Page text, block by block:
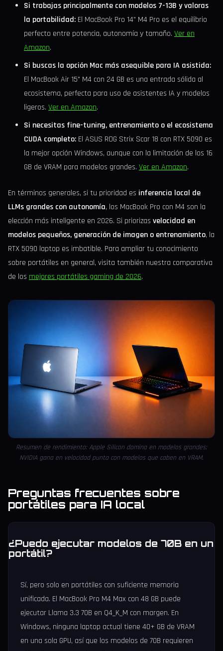
Si trabajas principalmente con modelos 7-13B y valoras
la portabilidad: El MacBook Pro 14" M4 Pro es el equilibrio
perfecto entre potencia, autonomía y tamaño. Ver en
Amazon.
Si buscas la opción Mac más asequible para IA asistida:
El MacBook Air 15" M4 con 24 GB es una entrada sólida al
ecosistema, perfecta para uso de asistentes IA y modelos
ligeros. Ver en Amazon.
Si necesitas fine-tuning, entrenamiento o el ecosistema
CUDA completo: El ASUS ROG Strix Scar 18 con RTX 5090 es
la mejor opción Windows, aunque con la limitación de los 16
GB de VRAM para modelos grandes. Ver en Amazon.
En términos generales, si tu prioridad es inferencia local de
LLMs grandes con autonomía, los MacBook Pro con M4 son la
elección más inteligente en 2026. Si priorizas velocidad en
modelos pequeños, generación de imagen o entrenamiento, la
RTX 5090 laptop es imbatible. Para ampliar tu conocimiento
sobre portátiles en general, visita también nuestra comparativa
de los mejores portátiles gaming de 2026.
Resumen de rendimiento: Apple Silicon domina en modelos grandes;
NVIDIA gana en velocidad punta con modelos que caben en VRAM.
Preguntas frecuentes sobre
portátiles para IA local
¿Puedo ejecutar modelos de 70B en un
portátil?
Sí, pero solo en portátiles con suficiente memoria
unificada. El MacBook Pro M4 Max con 48 GB puede
ejecutar Llama 3.3 70B en Q4_K_M con margen. En
Windows, ninguna laptop actual tiene 40+ GB de VRAM
en una sola GPU, así que los modelos de 70B requieren